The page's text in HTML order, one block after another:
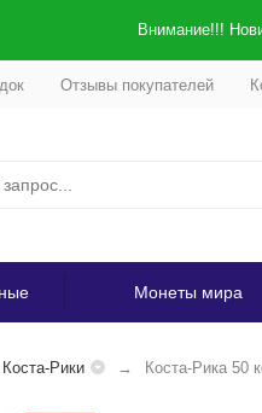
Внимание!!!
Отзывы покупателей
Монеты мира
Рики Коста-Рика 50